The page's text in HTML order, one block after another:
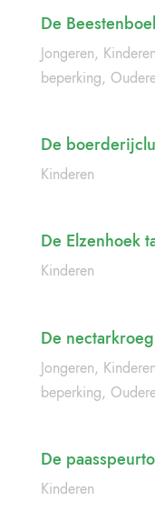
De
Jongeren, Kinderen
beperking,
De
Kinderen
De Elzenhoek
Kinderen
De
Jongeren, Kinderen
beperking,
De
Kinderen